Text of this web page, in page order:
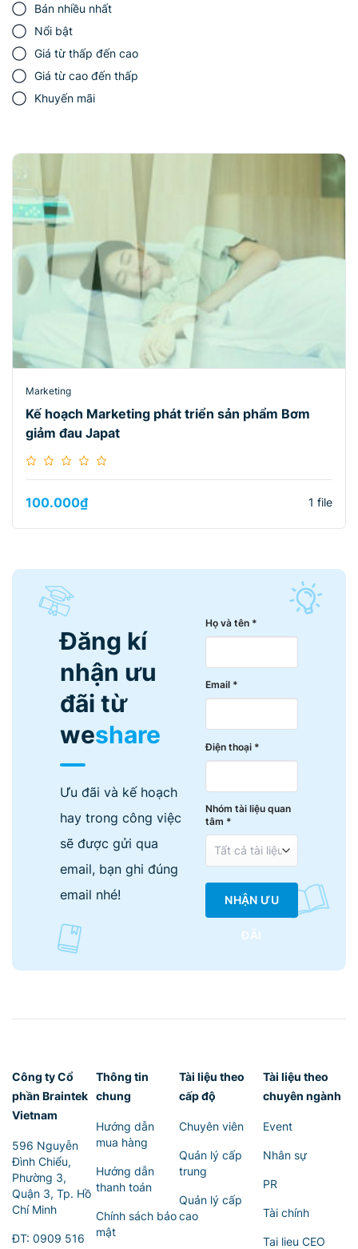
Bán nhiều nhất
Nổi bật
Giá từ thấp đến cao
Giá từ cao đến thấp
Khuyến mãi
Marketing
Kế hoạch Marketing phát triển sản phẩm Bơm
giảm đau Japat
100.000₫ 1 file
Đăng kí
nhận ưu
đãi từ
weshare
Ưu đãi và kế hoạch
hay trong công việc
sẽ được gửi qua
email, bạn ghi đúng
email nhé!
Họ và tên *
Email *
Điện thoại *
Nhóm tài liệu quan
tâm *
NHẬN ƯU
ĐÃI
Công ty Cổ
phần Braintek
Vietnam
596 Nguyễn
Đình Chiểu,
Phường 3,
Quận 3, Tp. Hồ
Chí Minh
ĐT: 0909 516
Thông tin
chung
Hướng dẫn
mua hàng
Hướng dẫn
thanh toán
Chính sách bảo
mật
Tài liệu theo
cấp độ
Chuyên viên
Quản lý cấp
trung
Quản lý cấp
cao
Tài liệu theo
chuyên ngành
Event
Nhân sự
PR
Tài chính
Tai lieu CEO